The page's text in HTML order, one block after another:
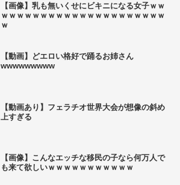
【画像】乳も無いくせにビキニになる女子ｗｗ
ｗｗｗｗｗｗｗｗｗｗｗｗｗｗｗｗｗｗｗｗｗ
ｗ
【動画】どエロい格好で踊るお姉さん
wwwwwwwww
【動画あり】フェラチオ世界大会が想像の斜め
上すぎる
【画像】こんなエッチな移民の子なら何万人で
も来て欲しいｗｗｗｗｗｗｗｗｗｗｗ